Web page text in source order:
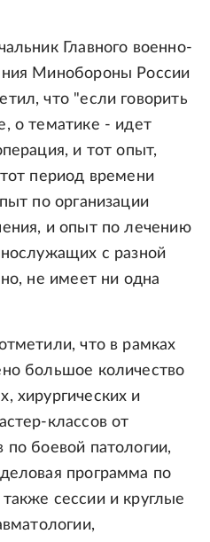
Главного военно-
Минобороны России
что "если говорить
о тематике - идет
и тот опыт,
период времени
по организации
и опыт по лечению
с разной
не имеет ни одна
что в рамках
большое количество
хирургических и
классов от
боевой патологии,
программа по
сессии и круглые